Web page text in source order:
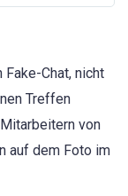
Chat, nicht
Treffen
von
auf dem Foto im